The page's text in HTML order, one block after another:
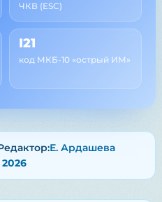
ЧКВ (ESC)
I21
код МКБ-10 «острый ИМ»
Е. Ардашева